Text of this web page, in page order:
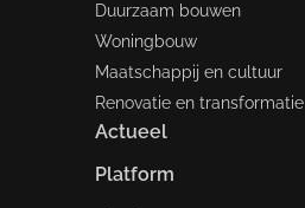
Duurzaam bouwen
Woningbouw
Maatschappij en cultuur
Renovatie en transformatie
Actueel
Platform